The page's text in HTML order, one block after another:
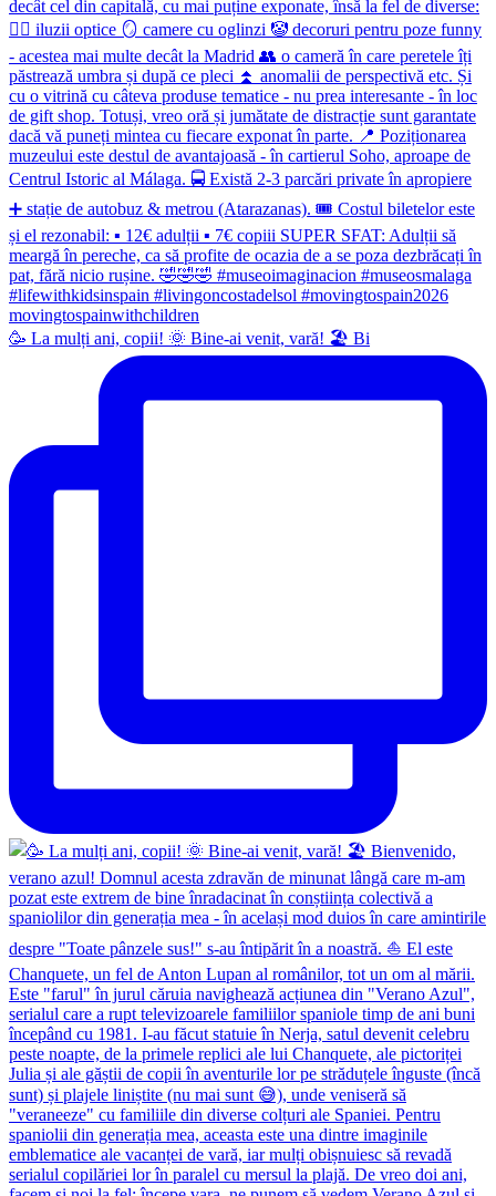
🥳 La mulți ani, copii! 🌞 Bine-ai venit, vară! 🏖 Bi